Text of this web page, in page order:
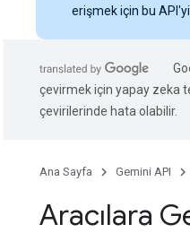
erişmek için bu
çevirmek için yapay zeka
çevirilerinde hata olabilir.
Ana Sayfa Gemini API
Aracılara